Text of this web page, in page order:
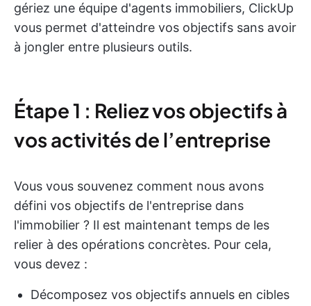
gériez une équipe d'agents immobiliers, ClickUp
vous permet d'atteindre vos objectifs sans avoir
à jongler entre plusieurs outils.
Étape 1 : Reliez vos objectifs à
vos activités de l’entreprise
Vous vous souvenez comment nous avons
défini vos objectifs de l'entreprise dans
l'immobilier ? Il est maintenant temps de les
relier à des opérations concrètes. Pour cela,
vous devez :
Décomposez vos objectifs annuels en cibles